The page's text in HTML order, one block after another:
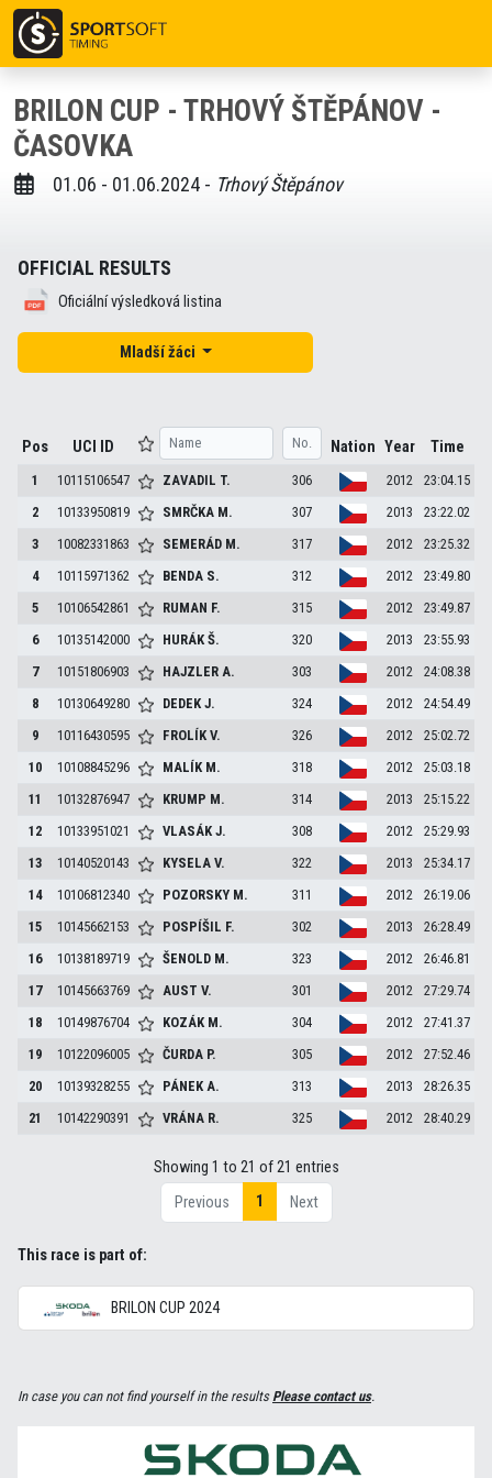
BRILON CUP - TRHOVÝ ŠTĚPÁNOV -
ČASOVKA
01.06 - 01.06.2024 - Trhový Štěpánov
OFFICIAL RESULTS
Oficiální výsledková listina
Mladší žáci
Pos UCI ID Nation Year Time
1 10115106547 ZAVADIL T. 306 2012
23:04.15
2
10133950819 SMRČKA M. 307 2013
23:22.02
3
10082331863 SEMERÁD M. 317 2012
23:25.32
4
10115971362 BENDA S. 312 2012
23:49.80
5
10106542861 RUMAN F. 315 2012
23:49.87
6
10135142000 HURÁKŠ. 320 2013
23:55.93
7
10151806903 HAJZLERA. 303 2012
24:08.38
8
10130649280 DEDEKJ. 324 2012
24:54.49
9
10116430595 FROLÍKV. 326 2012
25:02.72
10
10108845296 MALÍK M. 318 2012
25:03.18
11
10132876947 KRUMP M. 314 2013
25:15.22
12
10133951021 VLASÁKJ. 308 2012
25:29.93
13
10140520143 KYSELAV. 322 2013
25:34.17
14
10106812340 POZORSKY M. 311 2012
26:19.06
15
10145662153 POSPÍŠIL F. 302 2013
26:28.49
16
10138189719 ŠENOLD M. 323 2012
26:46.81
17
10145663769 AUSTV. 301 2012
27:29.74
18
10149876704 KOZÁK M. 304 2012
27:41.37
19
10122096005 ČURDA P. 305 2012
27:52.46
20
10139328255 PÁNEKA. 313 2013
28:26.35
21
10142290391 VRÁNA R. 325 2012 28:40.29
Showing 1 to 21 of 21 entries
Previous
1 Next
This race is part of:
BRILON CUP 2024
In case you can not find yourself in the resultsPlease contact us.